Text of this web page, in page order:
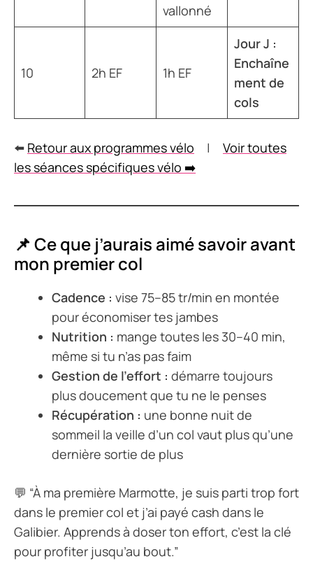
vallonné
10 2h EF 1h EF
Jour J :
Enchaîne
ment de
cols
⬅️ Retour aux programmes vélo | Voir toutes
les séances spécifiques vélo ➡️
📌 Ce que j’aurais aimé savoir avant
mon premier col
Cadence : vise 75–85 tr/min en montée
pour économiser tes jambes
Nutrition : mange toutes les 30–40 min,
même si tu n’as pas faim
Gestion de l’effort : démarre toujours
plus doucement que tu ne le penses
Récupération : une bonne nuit de
sommeil la veille d’un col vaut plus qu’une
dernière sortie de plus
💬 “À ma première Marmotte, je suis parti trop fort
dans le premier col et j’ai payé cash dans le
Galibier. Apprends à doser ton effort, c’est la clé
pour profiter jusqu’au bout.”